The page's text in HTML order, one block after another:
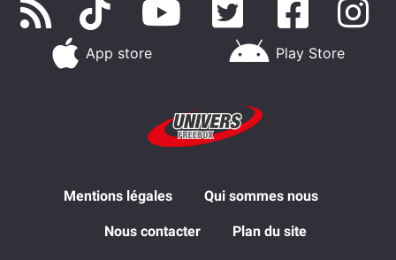
App store Play Store
Mentions légales Qui sommes nous
Nous contacter Plan du site